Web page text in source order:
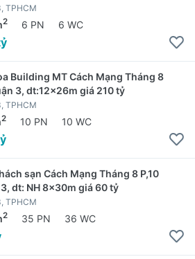
TPHCM
2 6 PN 6 WC
Building MT Cách Mạng Tháng 8
3, dt:12x26m giá 210 tỷ
TPHCM
2 10 PN 10 WC
sạn Cách Mạng Tháng 8 P,10
dt: NH 8x30m giá 60 tỷ
TPHCM
2 35 PN 36 WC